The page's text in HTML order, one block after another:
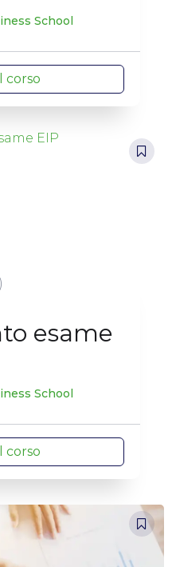
School
corso
esame
School
corso